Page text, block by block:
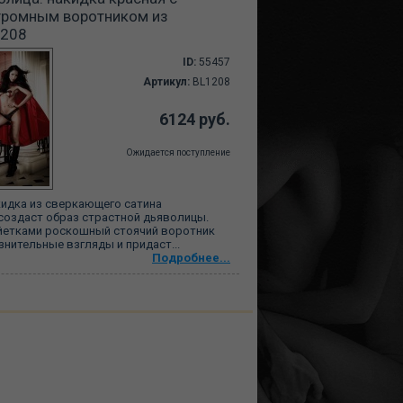
воротником из
ID: 55457
Артикул: BL1208
6124 руб.
Ожидается поступление
из сверкающего сатина
образ страстной дьяволицы.
роскошный стоячий воротник
взгляды и придаст...
Подробнее...